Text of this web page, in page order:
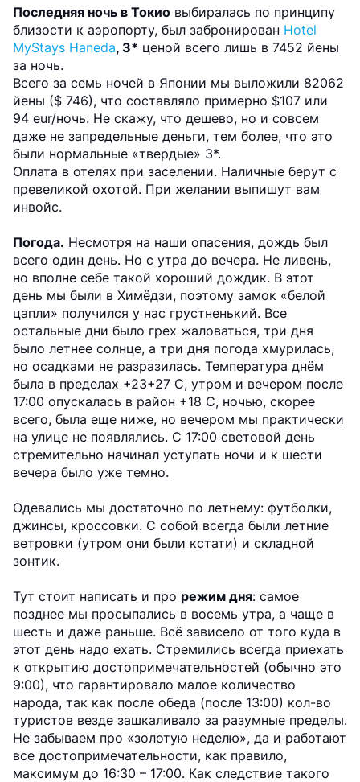
Последняя ночь в Токио выбиралась по принципу
близости к аэропорту, был забронирован Hotel
MyStays Haneda, 3* ценой всего лишь в 7452 йены
за ночь.
Всего за семь ночей в Японии мы выложили 82062
йены ($ 746), что составляло примерно $107 или
94 eur/ночь. Не скажу, что дешево, но и совсем
даже не запредельные деньги, тем более, что это
были нормальные «твердые» 3*.
Оплата в отелях при заселении. Наличные берут с
превеликой охотой. При желании выпишут вам
инвойс.
Погода. Несмотря на наши опасения, дождь был
всего один день. Но с утра до вечера. Не ливень,
но вполне себе такой хороший дождик. В этот
день мы были в Химёдзи, поэтому замок «белой
цапли» получился у нас грустненький. Все
остальные дни было грех жаловаться, три дня
было летнее солнце, а три дня погода хмурилась,
но осадками не разразилась. Температура днём
была в пределах +23+27 С, утром и вечером после
17:00 опускалась в район +18 С, ночью, скорее
всего, была еще ниже, но вечером мы практически
на улице не появлялись. С 17:00 световой день
стремительно начинал уступать ночи и к шести
вечера было уже темно.
Одевались мы достаточно по летнему: футболки,
джинсы, кроссовки. С собой всегда были летние
ветровки (утром они были кстати) и складной
зонтик.
Тут стоит написать и про режим дня: самое
позднее мы просыпались в восемь утра, а чаще в
шесть и даже раньше. Всё зависело от того куда в
этот день надо ехать. Стремились всегда приехать
к открытию достопримечательностей (обычно это
9:00), что гарантировало малое количество
народа, так как после обеда (после 13:00) кол-во
туристов везде зашкаливало за разумные пределы.
Не забываем про «золотую неделю», да и работают
все достопримечательности, как правило,
максимум до 16:30 – 17:00. Как следствие такого